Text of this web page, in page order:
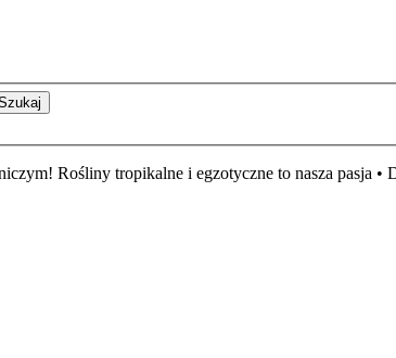
Rośliny tropikalne i egzotyczne to nasza pasja